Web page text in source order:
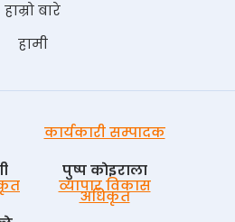
हाम्रो बारे
हामी
कार्यकारी सम्पादक
पुष्प काेइराला
व्यापार विकास
अधिकृत